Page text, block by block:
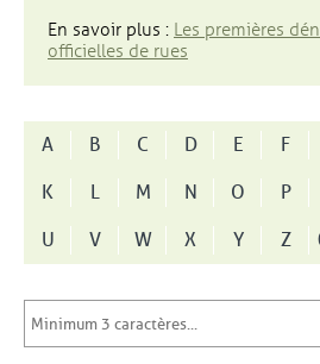
En savoir plus : Les premières
officielles de rues
A B C D E F
K
L M N O P
U
V W X Y Z